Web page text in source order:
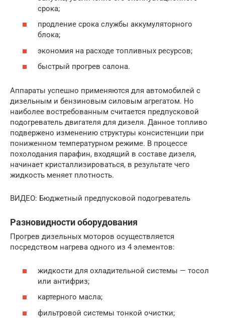
срока;
продление срока службы аккумуляторного
блока;
экономия на расходе топливных ресурсов;
быстрый прогрев салона.
Аппараты успешно применяются для автомобилей с
дизельным и бензиновым силовым агрегатом. Но
наиболее востребованным считается предпусковой
подогреватель двигателя для дизеля. Данное топливо
подвержено изменению структуры консистенции при
пониженном температурном режиме. В процессе
похолодания парафин, входящий в составе дизеля,
начинает кристаллизироваться, в результате чего
жидкость меняет плотность.
ВИДЕО: Бюджетный предпусковой подогреватель
Разновидности оборудования
Прогрев дизельных моторов осуществляется
посредством нагрева одного из 4 элементов:
жидкости для охладительной системы — тосол
или антифриз;
картерного масла;
фильтровой системы тонкой очистки;